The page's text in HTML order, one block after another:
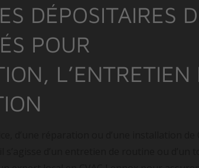
DÉPOSITAIRES
POUR
L’ENTRETIEN